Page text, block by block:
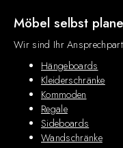
Möbel selbst
Wir sind Ihr
Hängeboards
Kleiderschränke
Kommoden
Regale
Sideboards
Wandschränke